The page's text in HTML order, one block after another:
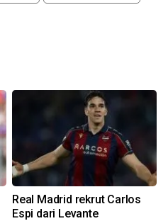
Real Madrid rekrut Carlos
Espi dari Levante